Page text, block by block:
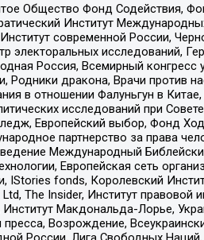
Общество Фонд Содействия,
Институт Международных
современной России,
исследований,
Россия, Всемирный конгресс
дракона, Врачи против
в отношении Фалуньгун в
исследований при
Европейский выбор, Фонд
партнерство за права
Международный
Европейская сеть
fonds, Королевский
The Insider, Институт
Институт Макдональда-Лорье,
Возрождение,